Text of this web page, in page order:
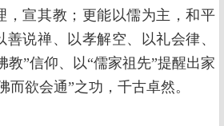
，宣其教；更能以儒为主，和平
说禅、以孝解空、以礼会律、
教”信仰、以“儒家祖先”提醒出家
而欲会通”之功，千古卓然。